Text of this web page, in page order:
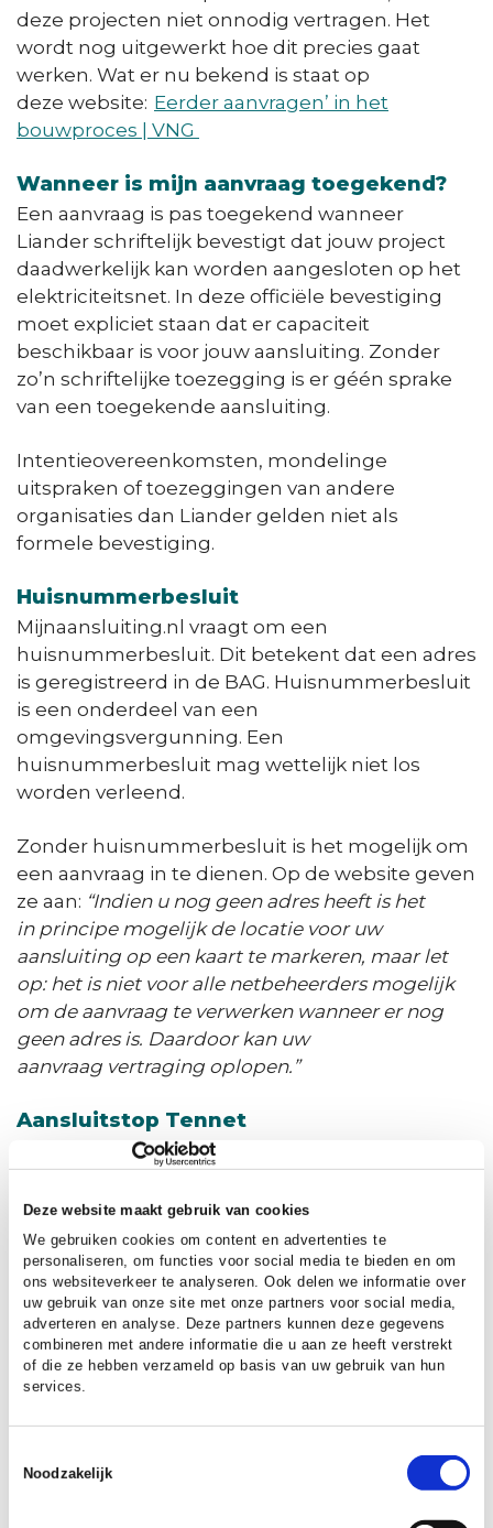
Deze website maakt gebruik van cookies
We gebruiken cookies om content en advertenties te
personaliseren, om functies voor social media te bieden en om
ons websiteverkeer te analyseren. Ook delen we informatie over
uw gebruik van onze site met onze partners voor social media,
adverteren en analyse. Deze partners kunnen deze gegevens
combineren met andere informatie die u aan ze heeft verstrekt
of die ze hebben verzameld op basis van uw gebruik van hun
services.
Noodzakelijk
deze projecten niet onnodig vertragen. Het
wordt nog uitgewerkt hoe dit precies gaat
werken. Wat er nu bekend is staat op
deze website: Eerder aanvragen’ in het
bouwproces | VNG
Wanneer is mijn aanvraag toegekend?
Een aanvraag is pas toegekend wanneer
Liander schriftelijk bevestigt dat jouw project
daadwerkelijk kan worden aangesloten op het
elektriciteitsnet. In deze officiële bevestiging
moet expliciet staan dat er capaciteit
beschikbaar is voor jouw aansluiting. Zonder
zo’n schriftelijke toezegging is er géén sprake
van een toegekende aansluiting.
Intentieovereenkomsten, mondelinge
uitspraken of toezeggingen van andere
organisaties dan Liander gelden niet als
formele bevestiging.
Huisnummerbesluit
Mijnaansluiting.nl vraagt om een
huisnummerbesluit. Dit betekent dat een adres
is geregistreerd in de BAG. Huisnummerbesluit
is een onderdeel van een
omgevingsvergunning. Een
huisnummerbesluit mag wettelijk niet los
worden verleend.
Zonder huisnummerbesluit is het mogelijk om
een aanvraag in te dienen. Op de website geven
ze aan: “Indien u nog geen adres heeft is het
in principe mogelijk de locatie voor uw
aansluiting op een kaart te markeren, maar let
op: het is niet voor alle netbeheerders mogelijk
om de aanvraag te verwerken wanneer er nog
geen adres is. Daardoor kan uw
aanvraag vertraging oplopen.”
Aansluitstop Tennet
Volop in het nieuws op dit moment is dat
van het jaar voor kleinverbruikers in (delen van)
het FGU-gebied. Tennet noemt vier interventies
die nodig zijn om de aansluitstop te voorkomen.
Deze interventies zijn:
1. Versnelling van cruciale bouwprojecten van
netbeheerders
2. Inzet op maatregelen in provincie Utrecht